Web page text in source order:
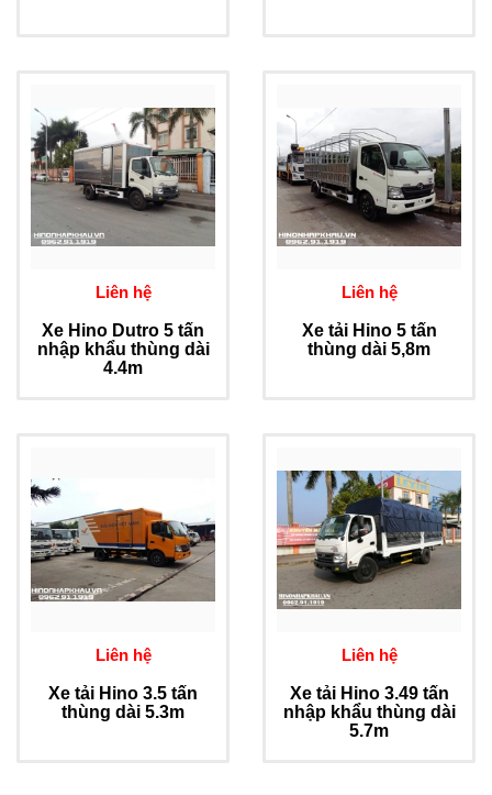
Liên hệ
Xe Hino Dutro 5 tấn
nhập khẩu thùng dài
4.4m
Liên hệ
Xe tải Hino 5 tấn
thùng dài 5,8m
Liên hệ
Xe tải Hino 3.5 tấn
thùng dài 5.3m
Liên hệ
Xe tải Hino 3.49 tấn
nhập khẩu thùng dài
5.7m